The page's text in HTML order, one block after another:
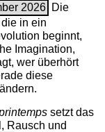
2026 Die
in ein
beginnt,
Imagination,
wer überhört
diese
setzt das
Rausch und